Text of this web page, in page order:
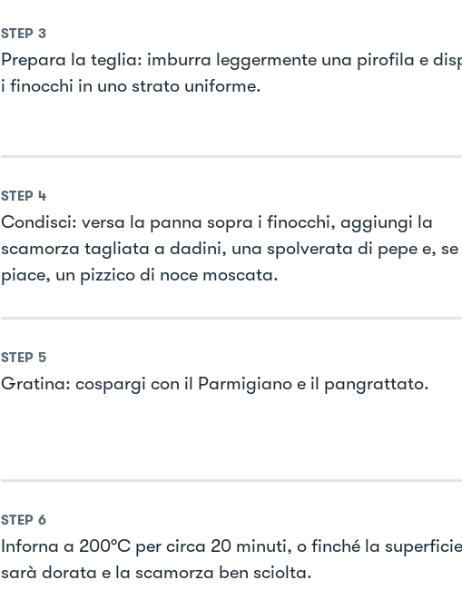
STEP 3
Prepara la teglia: imburra leggermente una pirofila e
i finocchi in uno strato uniforme.
STEP 4
Condisci: versa la panna sopra i finocchi, aggiungi la
scamorza tagliata a dadini, una spolverata di pepe e,
piace, un pizzico di noce moscata.
STEP 5
Gratina: cospargi con il Parmigiano e il pangrattato.
STEP 6
Inforna a 200°C per circa 20 minuti, o finché la superficie
sarà dorata e la scamorza ben sciolta.